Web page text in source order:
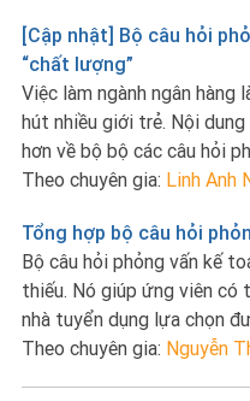
[Cập nhật] Bộ câu hỏi
“chất lượng”
Việc làm ngành ngân
hút nhiều giới trẻ. Nội
hơn về bộ bộ các câu hỏi
Theo chuyên gia: Linh Anh
Tổng hợp bộ câu hỏi
Bộ câu hỏi phỏng vấn kế
thiếu. Nó giúp ứng viên có
nhà tuyển dụng lựa chọn
Theo chuyên gia: Nguyễn